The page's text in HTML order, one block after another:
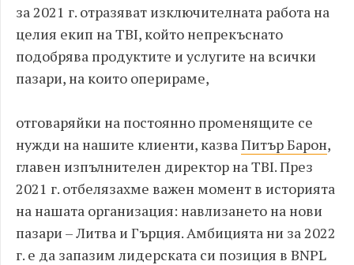
за 2021 г. отразяват изключителната работа на
целия екип на TBI, който непрекъснато
подобрява продуктите и услугите на всички
пазари, на които оперираме,
отговаряйки на постоянно променящите се
нужди на нашите клиенти, казва Питър Барон,
главен изпълнителен директор на TBI. През
2021 г. отбелязахме важен момент в историята
на нашата организация: навлизането на нови
пазари – Литва и Гърция. Амбицията ни за 2022
г. е да запазим лидерската си позиция в BNPL